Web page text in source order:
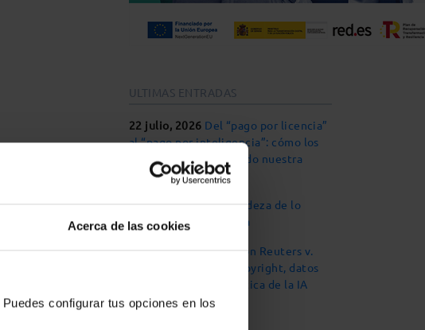
Acerca de las cookies
configurar tus opciones en los
de la
[4].Por
de
si el prestador
ULTIMAS ENTRADAS
22 julio, 2026 Del “pago por licencia”
al “pago por inteligencia”: cómo los
tokens están cambiando nuestra
relación con la IA
22 junio, 2026La grandeza de lo
humano en la abogacía
15 junio, 2026Thomson Reuters v.
ROSS Intelligence: copyright, datos
de entrenamiento y ética de la IA
8 junio, 2026